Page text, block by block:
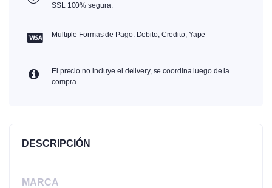
SSL 100% segura.
Multiple Formas de Pago: Debito, Credito, Yape
El precio no incluye el delivery, se coordina luego de la
compra.
DESCRIPCIÓN
MARCA